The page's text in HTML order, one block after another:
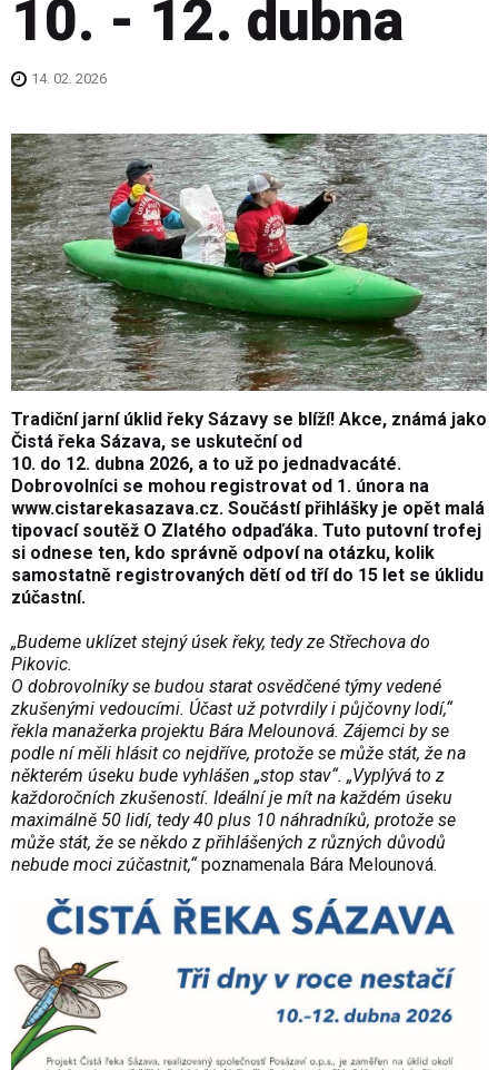
10. - 12. dubna
14. 02. 2026
Tradiční jarní úklid řeky Sázavy se blíží! Akce, známá jako
Čistá řeka Sázava, se uskuteční od
10. do 12. dubna 2026, a to už po jednadvacáté.
Dobrovolníci se mohou registrovat od 1. února na
www.cistarekasazava.cz. Součástí přihlášky je opět malá
tipovací soutěž O Zlatého odpaďáka. Tuto putovní trofej
si odnese ten, kdo správně odpoví na otázku, kolik
samostatně registrovaných dětí od tří do 15 let se úklidu
zúčastní.
„Budeme uklízet stejný úsek řeky, tedy ze Střechova do
Pikovic.
O dobrovolníky se budou starat osvědčené týmy vedené
zkušenými vedoucími. Účast už potvrdily i půjčovny lodí,“
řekla manažerka projektu Bára Melounová. Zájemci by se
podle ní měli hlásit co nejdříve, protože se může stát, že na
některém úseku bude vyhlášen „stop stav“. „Vyplývá to z
každoročních zkušeností. Ideální je mít na každém úseku
maximálně 50 lidí, tedy 40 plus 10 náhradníků, protože se
může stát, že se někdo z přihlášených z různých důvodů
nebude moci zúčastnit,“ poznamenala Bára Melounová.